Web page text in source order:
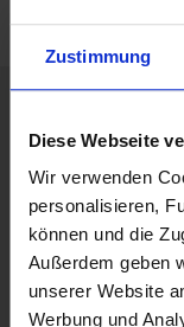
Zustimmung
Diese Webseite
Wir verwenden
personalisieren,
können und die
Außerdem geben
unserer Website
Werbung und
BENET Login
Benutzername: